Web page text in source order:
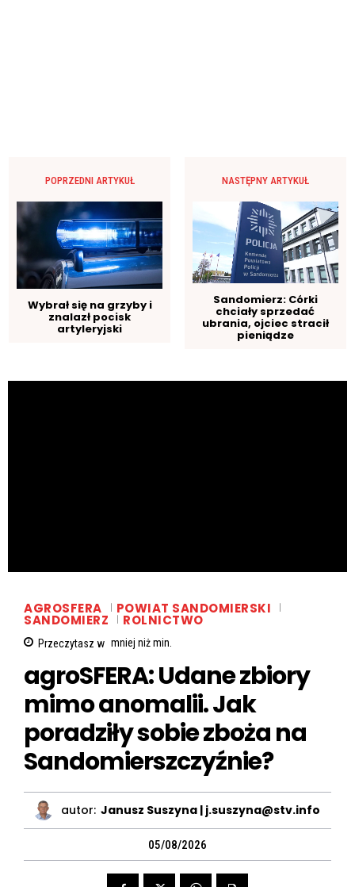
POPRZEDNI ARTYKUŁ
Wybrał się na grzyby i
znalazł pocisk
artyleryjski
NASTĘPNY ARTYKUŁ
Sandomierz: Córki
chciały sprzedać
ubrania, ojciec stracił
pieniądze